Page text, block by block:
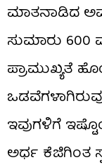
ಮಾತನಾಡಿದ
ಸುಮಾರು
ಪ್ರಾಮುಖ್ಯತೆ
ಇವುಗಳಿಗೆ
ಅರ್ಧ ಕೆಜಿಗಿಂತ